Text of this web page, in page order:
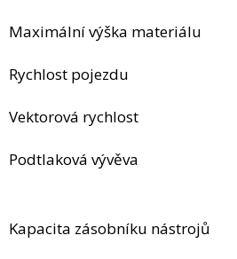
Maximální výška materiálu
Rychlost pojezdu
Vektorová rychlost
Podtlaková vývěva
Kapacita zásobníku nástrojů